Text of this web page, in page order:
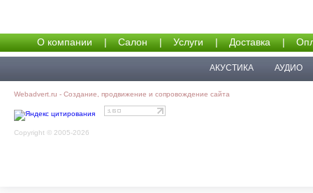
О компании | Салон | Услуги | Доставка |
АКУСТИКА АУДИО
Webadvert.ru - Создание, продвижение и сопровождение сайта
Copyright © 2005-2026